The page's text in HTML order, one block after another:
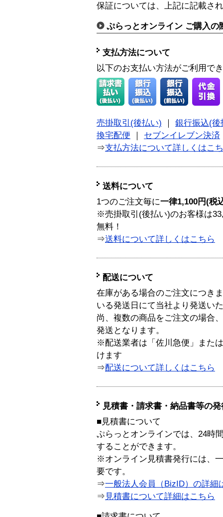
保証については、上記に記載さ
ぷらっとオンライン ご購入の
支払方法について
以下のお支払い方法がご利用で
売掛取引(後払い)
銀行振込(後
換宅配便
セブンイレブン決済
⇒支払方法について詳しくはこ
送料について
1つのご注文毎に一律1,100円(税
※売掛取引(後払い)のお客様は
無料！
⇒送料について詳しくはこちら
配送について
在庫がある場合のご注文につき
いる発送日にて当社より発送い
尚、複数の商品をご注文の場合
発送となります。
※配送業者は「佐川急便」また
けます
⇒配送について詳しくはこちら
見積書・請求書・納品書等の
■見積書について
ぷらっとオンラインでは、24時
することができます。
※オンライン見積書発行には、
要です。
⇒一般法人会員（BizID）の詳細
⇒ 見積書について詳細はこちら